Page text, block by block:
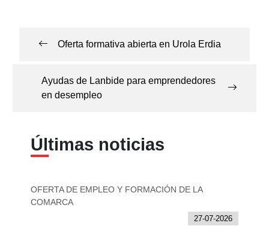
entradas
Oferta formativa abierta en Urola Erdia
Ayudas de Lanbide para emprendedores
en desempleo
Últimas noticias
OFERTA DE EMPLEO Y FORMACIÓN DE LA
COMARCA
27-07-2026